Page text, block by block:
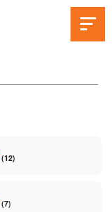
(12)
(7)